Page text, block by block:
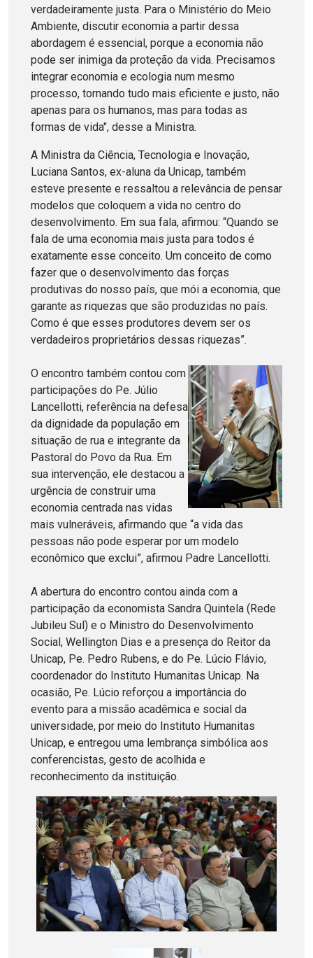
verdadeiramente justa. Para o Ministério do Meio
Ambiente, discutir economia a partir dessa
abordagem é essencial, porque a economia não
pode ser inimiga da proteção da vida. Precisamos
integrar economia e ecologia num mesmo
processo, tornando tudo mais eficiente e justo, não
apenas para os humanos, mas para todas as
formas de vida", desse a Ministra.
A Ministra da Ciência, Tecnologia e Inovação,
Luciana Santos, ex-aluna da Unicap, também
esteve presente e ressaltou a relevância de pensar
modelos que coloquem a vida no centro do
desenvolvimento. Em sua fala, afirmou: “Quando se
fala de uma economia mais justa para todos é
exatamente esse conceito. Um conceito de como
fazer que o desenvolvimento das forças
produtivas do nosso país, que mói a economia, que
garante as riquezas que são produzidas no país.
Como é que esses produtores devem ser os
verdadeiros proprietários dessas riquezas”.
O encontro também contou com
participações do Pe. Júlio
Lancellotti, referência na defesa
da dignidade da população em
situação de rua e integrante da
Pastoral do Povo da Rua. Em
sua intervenção, ele destacou a
urgência de construir uma
economia centrada nas vidas
mais vulneráveis, afirmando que “a vida das
pessoas não pode esperar por um modelo
econômico que exclui”, afirmou Padre Lancellotti.
A abertura do encontro contou ainda com a
participação da economista Sandra Quintela (Rede
Jubileu Sul) e o Ministro do Desenvolvimento
Social, Wellington Dias e a presença do Reitor da
Unicap, Pe. Pedro Rubens, e do Pe. Lúcio Flávio,
coordenador do Instituto Humanitas Unicap. Na
ocasião, Pe. Lúcio reforçou a importância do
evento para a missão acadêmica e social da
universidade, por meio do Instituto Humanitas
Unicap, e entregou uma lembrança simbólica aos
conferencistas, gesto de acolhida e
reconhecimento da instituição.